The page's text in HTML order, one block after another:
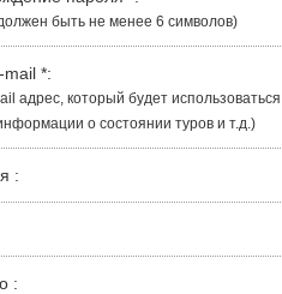
быть не менее 6 символов)
mail *:
адрес, который будет
о состоянии туров и т.д.)
:
: